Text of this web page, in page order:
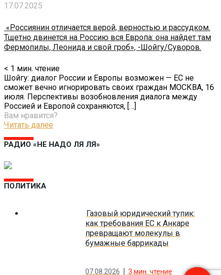
17.07.2025
«Россиянин отличается верой, верностью и рассудком.
Тщетно двинется на Россию вся Европа: она найдет там
Фермопилы, Леонида и свой гроб», -Шойгу/Суворов.
< 1 мин. чтение
Шойгу: диалог России и Европы возможен — ЕС не
сможет вечно игнорировать своих граждан МОСКВА, 16
июля. Перспективы возобновления диалога между
Россией и Европой сохраняются, […]
Вам нравится?
Читать далее
РАДИО «НЕ НАДО ЛЯ ЛЯ»
ПОЛИТИКА
Газовый юридический тупик:
как требования ЕС к Анкаре
превращают молекулы в
бумажные баррикады
07.08.2026 3 мин. чтение